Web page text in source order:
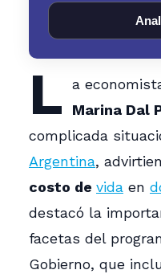
L
a
Marina Dal
complicada
Argentina,
costo de vida en
destacó la
facetas del
Gobierno, que